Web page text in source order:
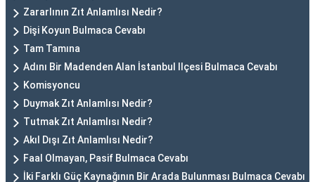
Zararlının Zıt Anlamlısı Nedir?
Dişi Koyun Bulmaca Cevabı
Tam Tamına
Adını Bir Madenden Alan İstanbul Ilçesi Bulmaca Cevabı
Komisyoncu
Duymak Zıt Anlamlısı Nedir?
Tutmak Zıt Anlamlısı Nedir?
Akıl Dışı Zıt Anlamlısı Nedir?
Faal Olmayan, Pasif Bulmaca Cevabı
İki Farklı Güç Kaynağının Bir Arada Bulunması Bulmaca Cevabı